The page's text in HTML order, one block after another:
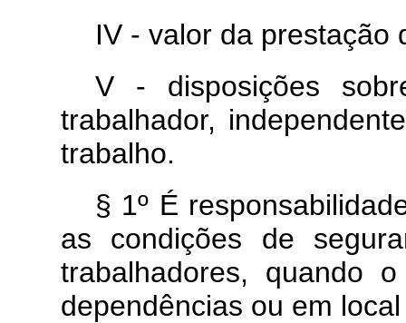
IV - valor da prestação
V - disposições
trabalhador,
trabalho.
§ 1º É
as condições de
trabalhadores, quando
dependências ou em